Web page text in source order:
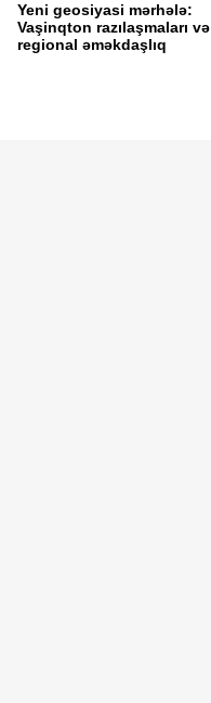
Yeni geosiyasi mərhələ:
Vaşinqton razılaşmaları və
regional əməkdaşlıq